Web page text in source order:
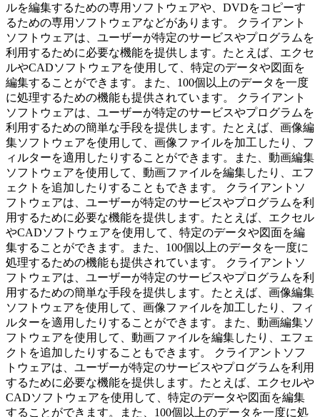
ルを編集するための専用ソフトウェアや、DVDをコピーす
るための専用ソフトウェアなどがあります。 クライアント
ソフトウェアは、ユーザーが特定のサービスやプログラムを
利用するために必要な機能を提供します。たとえば、エクセ
ルやCADソフトウェアを使用して、特定のデータや図面を
編集することができます。また、100個以上のデータを一度
に処理するための機能も提供されています。 クライアント
ソフトウェアは、ユーザーが特定のサービスやプログラムを
利用するための簡単な手段を提供します。たとえば、画像編
集ソフトウェアを使用して、画像ファイルを加工したり、フ
ィルターを適用したりすることができます。また、動画編集
ソフトウェアを使用して、動画ファイルを編集したり、エフ
ェクトを追加したりすることもできます。 クライアントソ
フトウェアは、ユーザーが特定のサービスやプログラムを利
用するために必要な機能を提供します。たとえば、エクセル
やCADソフトウェアを使用して、特定のデータや図面を編
集することができます。また、100個以上のデータを一度に
処理するための機能も提供されています。 クライアントソ
フトウェアは、ユーザーが特定のサービスやプログラムを利
用するための簡単な手段を提供します。たとえば、画像編集
ソフトウェアを使用して、画像ファイルを加工したり、フィ
ルターを適用したりすることができます。また、動画編集ソ
フトウェアを使用して、動画ファイルを編集したり、エフェ
クトを追加したりすることもできます。 クライアントソフ
トウェアは、ユーザーが特定のサービスやプログラムを利用
するために必要な機能を提供します。たとえば、エクセルや
CADソフトウェアを使用して、特定のデータや図面を編集
することができます。また、100個以上のデータを一度に処